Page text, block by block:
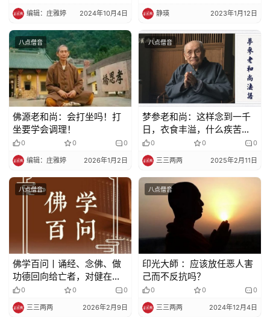
编辑：庄雅婷 2024年10月4日 静瑛 2023年1月12日
八点僧音
佛源老和尚：会打坐吗！​打
坐要学会调理！
0 0 0
编辑：庄雅婷 2026年1月2日
八点僧音
梦参老和尚：这样念到一千
日，衣食丰溢，什么疾苦都
没有了
0 0 0
三三两两 2025年2月11日
八点僧音
佛学百问丨诵经、念佛、做
功德回向给亡者，对健在的
人和亡者的利益一样吗？
0 0 0
三三两两 2026年2月9日
八点僧音
印光大師 ：应该放任恶人害
己而不反抗吗？
0 0 0
三三两两 2024年12月4日